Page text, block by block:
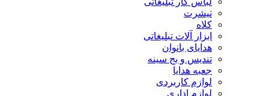
تیشرت
کلاه
ابزار آلات تبلیغاتی
هدایای بانوان
تندیس و بج سینه
جعبه هدایا
لوازم کاربردی
لوازم اداری